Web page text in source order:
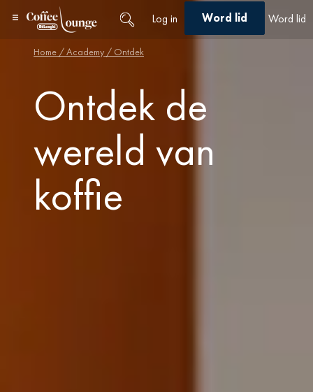
Log in Word lid Word lid
Home /Academy / Ontdek
Ontdek de
wereld van
koffie